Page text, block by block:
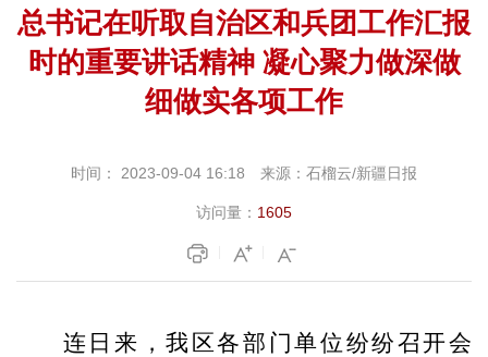
总书记在听取自治区和兵团工作汇报
时的重要讲话精神 凝心聚力做深做
细做实各项工作
时间： 2023-09-04 16:18 来源： 石榴云/新疆日报
访问量： 1605
连日来，我区各部门单位纷纷召开会